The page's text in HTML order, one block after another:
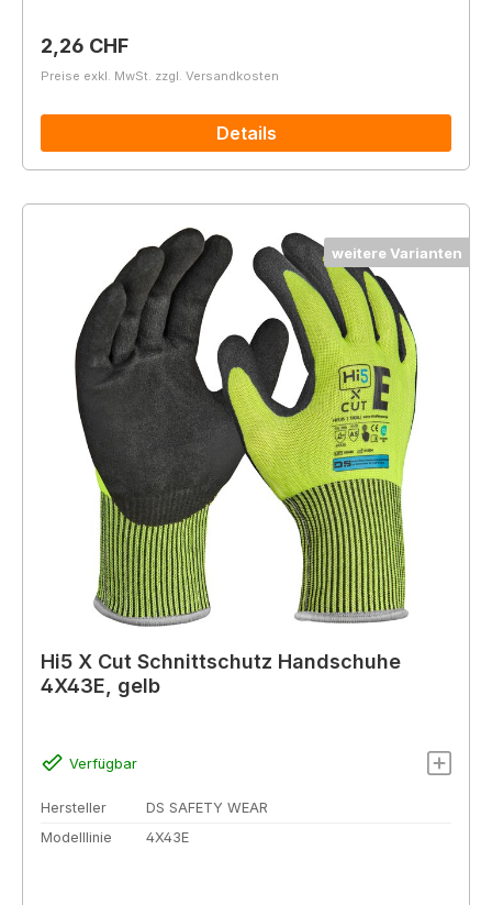
Regulärer Preis:
2,26 CHF
Preise exkl. MwSt. zzgl. Versandkosten
Details
weitere Varianten
Hi5 X Cut Schnittschutz Handschuhe
4X43E, gelb
Verfügbar
Hersteller
DS SAFETY WEAR
Modelllinie
4X43E